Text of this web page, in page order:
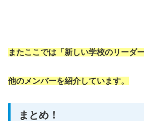
またここでは「新しい学校のリーダ
他のメンバーを紹介しています。
まとめ！